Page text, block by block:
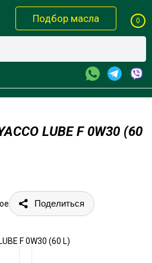
Подбор масла 0
LUBE F 0W30 (60
Поделиться